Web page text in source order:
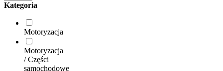
Kategoria
Motoryzacja
Motoryzacja
/ Części
samochodowe